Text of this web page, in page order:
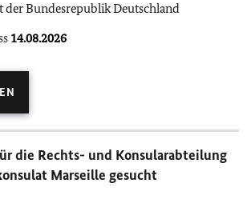
der Bundesrepublik Deutschland
14.08.2026
die Rechts- und Konsularabteilung
Marseille gesucht